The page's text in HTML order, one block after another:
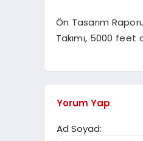
Ön Tasarım
Takımı, 5000
Yorum Yap
Ad Soyad: